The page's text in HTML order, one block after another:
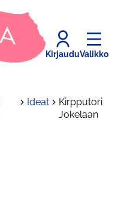
KirjauduValikko
Ideat
Kirpputori
Jokelaan